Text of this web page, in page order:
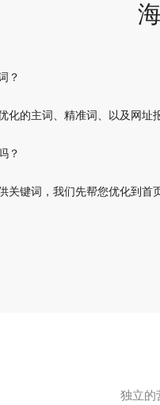
？
化的主词、精准词、以及网址
？
关键词，我们先帮您优化到首
独立的